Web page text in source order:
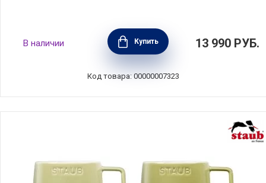
Чайник с ситечком Thomas, 0,9л, Viva
Scandinavia, V78002
В наличии Купить 13 990 РУБ.
Код товара: 00000007323